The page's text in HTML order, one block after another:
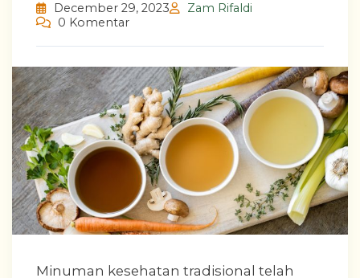
December 29, 2023
Zam Rifaldi
0 Komentar
Minuman kesehatan tradisional telah